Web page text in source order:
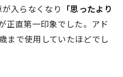
入らなくなり 「思ったより
正直第一印象でした。アド
まで使用していたほどでし